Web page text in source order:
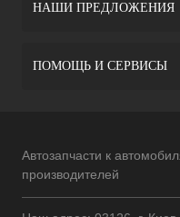
НАШИ ПРЕДЛОЖЕНИЯ
ПОМОЩЬ И СЕРВИСЫ
Автозапчасти к
производителей